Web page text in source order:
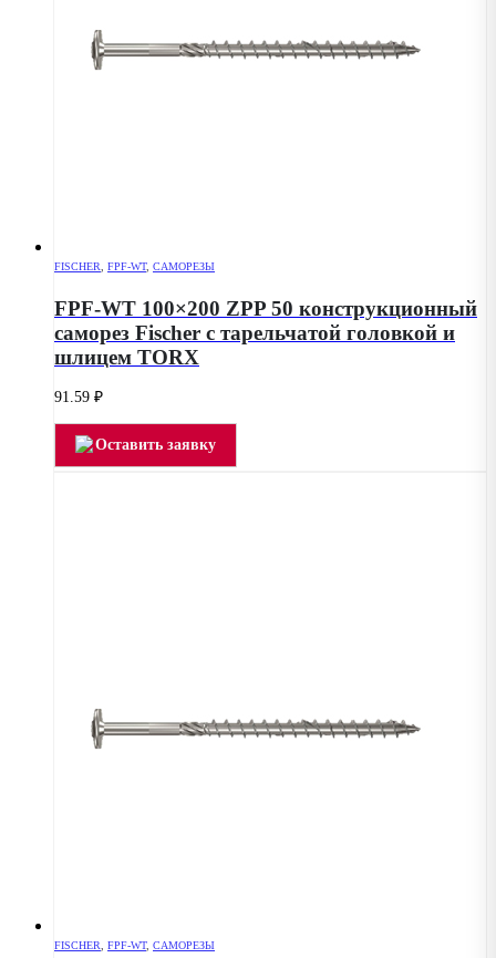
FISCHER FPF-WT, САМОРЕЗЫ
FPF-WT 100×200 ZPP 50 конструкционный
саморез Fischer с тарельчатой головкой и
шлицем TORX
91.59 ₽
Оставить заявку
FISCHER, FPF-WT, САМОРЕЗЫ